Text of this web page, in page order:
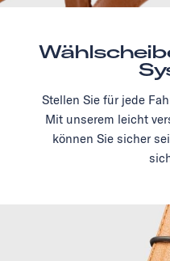
Stellen Sie für jede
Mit unserem leicht
können Sie sicher